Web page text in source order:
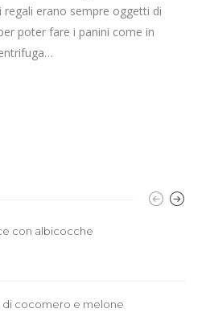
regali erano sempre oggetti di
poter fare i panini come in
con albicocche
di cocomero e melone